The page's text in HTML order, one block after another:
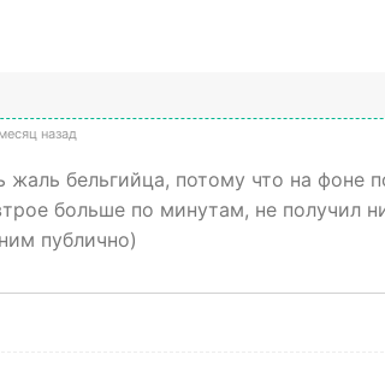
назад
жаль бельгийца, потому что на фоне
больше по минутам, не получил
публично)